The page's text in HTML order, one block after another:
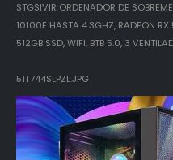
STGSIVIR ORDENADOR DE
10100F HASTA 4.3GHZ, RADEON
512GB SSD, WIFI, BTB 5.0, 3
51T744SLPZL.JPG